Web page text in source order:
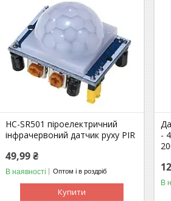
HC-SR501 піроелектричний
інфрачервоний датчик руху PIR
49,99 ₴
В наявності Оптом і в роздріб
Купити
-
В